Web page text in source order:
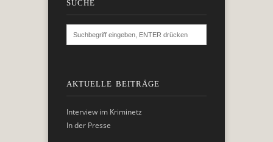
SUCHE
AKTUELLE BEITRÄGE
Interview im Kriminetz
In der Presse